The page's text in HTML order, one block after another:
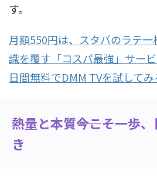
す。
月額550円は、スタバのラテ
識を覆す「コスパ最強」サー
日間無料でDMM TVを試して
熱量と本質――今こそ一歩
き